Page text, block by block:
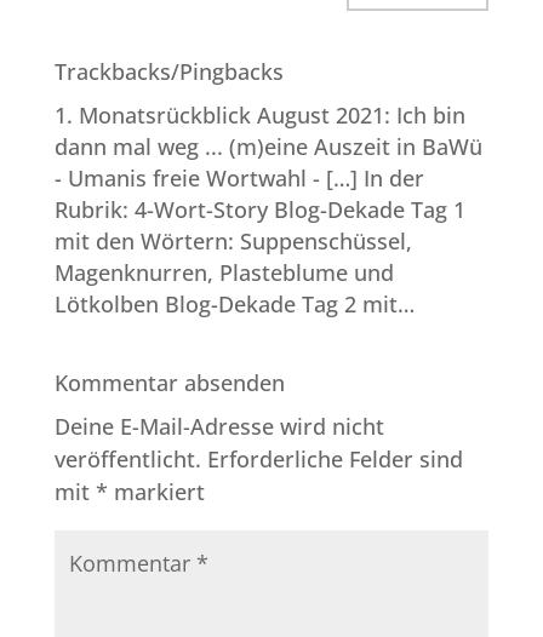
Trackbacks/Pingbacks
Monatsrückblick August 2021: Ich bin
dann mal weg ... (m)eine Auszeit in BaWü
- Umanis freie Wortwahl - […] In der
Rubrik: 4-Wort-Story Blog-Dekade Tag 1
mit den Wörtern: Suppenschüssel,
Magenknurren, Plasteblume und
Lötkolben Blog-Dekade Tag 2 mit…
Kommentar absenden
Deine E-Mail-Adresse wird nicht
veröffentlicht. Erforderliche Felder sind
mit * markiert